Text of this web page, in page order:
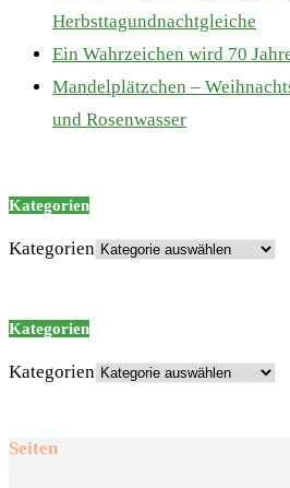
Herbsttagundnachtgleiche
Ein Wahrzeichen wird 70
Mandelplätzchen –
und Rosenwasser
Kategorien
Kategorien
Kategorien
Kategorien
Seiten